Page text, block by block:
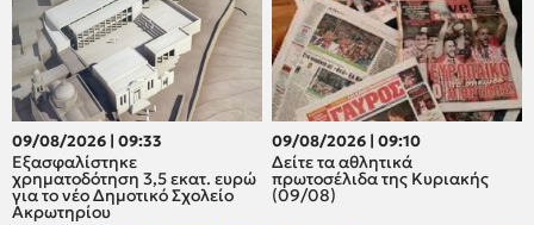
09/08/2026 | 09:33
Εξασφαλίστηκε
χρηματοδότηση 3,5 εκατ. ευρώ
για το νέο Δημοτικό Σχολείο
Ακρωτηρίου
09/08/2026 | 09:10
Δείτε τα αθλητικά
πρωτοσέλιδα της Κυριακής
(09/08)